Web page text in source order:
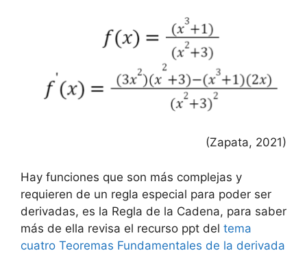
(Zapata, 2021)
Hay funciones que son más complejas y
requieren de un regla especial para poder ser
derivadas, es la Regla de la Cadena, para saber
más de ella revisa el recurso ppt del tema
cuatro Teoremas Fundamentales de la derivada